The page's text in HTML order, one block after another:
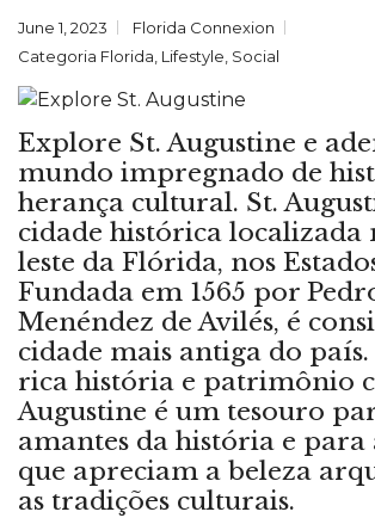
June 1, 2023
Florida Connexion
Categoria Florida Lifestyle Social
Explore St. Augustine e
mundo impregnado de
herança cultural. St.
cidade histórica localizada
leste da Flórida, nos
Fundada em 1565 por
Menéndez de Avilés, é
cidade mais antiga do
rica história e patrimônio
Augustine é um tesouro
amantes da história e para
que apreciam a beleza
as tradições culturais.